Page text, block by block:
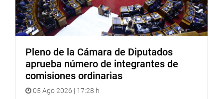
Sesión reservada
Una parte de la sesión de la Comisión se desarrolló en
forma reservada, a pedido del gobernador regional de
Loreto, a fin de analizar el proceso de arbitraje judicial en
que se encuentra su administración con el gobierno
Pleno de la Cámara de Diputados
aprueba número de integrantes de
comisiones ordinarias
05 Ago 2026 | 17:28 h